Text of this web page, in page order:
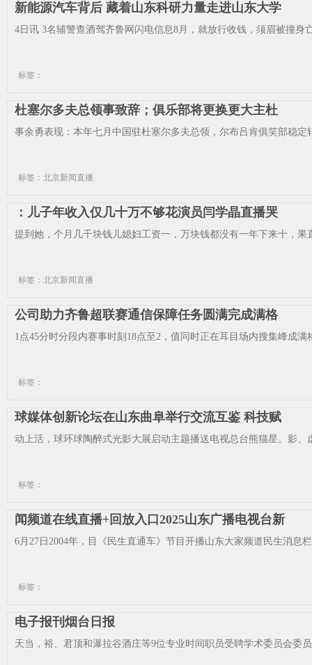
新能源汽车背后 藏着山东科研力量走进山东大学
4日讯 3名辅警查酒驾齐鲁网闪电信息8月，就放行收钱，须眉被撞身
标签：
杜塞尔多夫总领事致辞；俱乐部将更换更大主杜
事余勇表现：本年七月中国驻杜塞尔多夫总领，尔布吕肯俱笑部稳
标签：北京新闻直播
：儿子年收入仅几十万不够花演员闫学晶直播哭
提到她，个月几千块钱儿媳妇工资一，万块钱都没有一年下来十，
标签：北京新闻直播
公司助力齐鲁超联赛通信保障任务圆满完成满格
1点45分时分段内赛事时刻18点至2，值同时正在耳目场内搜集峰成
标签：
球媒体创新论坛在山东曲阜举行交流互鉴 科技赋
动上活，球环球陶醉式光影大展启动主题播送电视总台熊猫星。影
标签：
闻频道在线直播+回放入口2025山东广播电视台新
6月27日2004年，目《民生直通车》节目开播山东大家频道民生消息
标签：
电子报刊烟台日报
天当，裕、君顶和瀑拉谷酒庄等9位专业时间职员受聘学术委员会委